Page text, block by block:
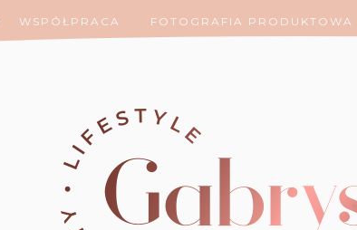
WSPÓŁPRACA FOTOGRAFIA PRODUKTOWA